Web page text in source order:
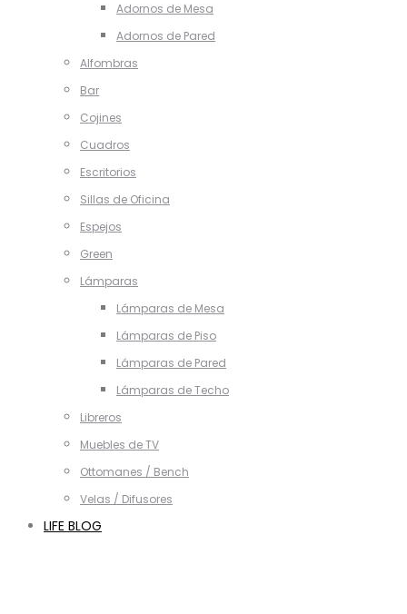
Adornos de Mesa
Adornos de Pared
Alfombras
Bar
Cojines
Cuadros
Escritorios
Sillas de Oficina
Espejos
Green
Lámparas
Lámparas de Mesa
Lámparas de Piso
Lámparas de Pared
Lámparas de Techo
Libreros
Muebles de TV
Ottomanes / Bench
Velas / Difusores
LIFE BLOG